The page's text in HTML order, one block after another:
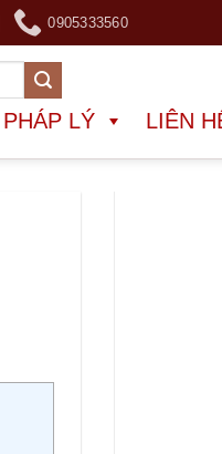
0905333560
LÝ LIÊN